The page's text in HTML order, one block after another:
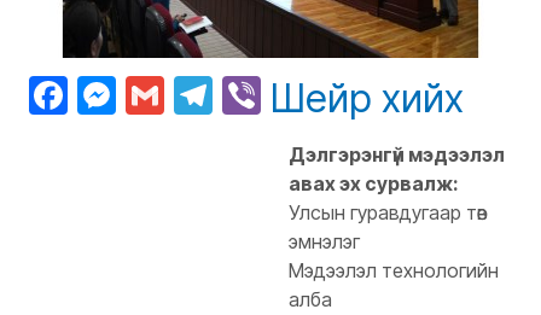
Facebook
Messenger
GmailTelegram
Viber
Шейр хийх
Дэлгэрэнгүй мэдээлэл
авах эх сурвалж:
Улсын гуравдугаар төв
эмнэлэг
Мэдээлэл технологийн
алба